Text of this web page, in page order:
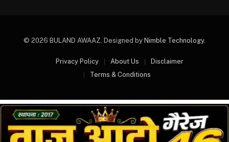
© 2026 BULAND AWAAZ. Designed by Nimble Technology.
Privacy Policy About Us
Disclaimer
Terms & Conditions